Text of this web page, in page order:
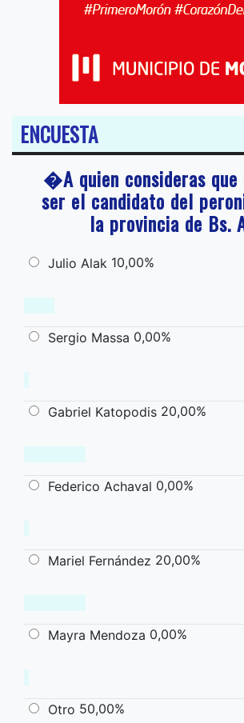
ENCUESTA
�A quien consideras
ser el candidato del
la provincia de Bs.
Julio Alak 10,00%
Sergio Massa 0,00%
Gabriel Katopodis 20,00%
Federico Achaval 0,00%
Mariel Fernández 20,00%
Mayra Mendoza 0,00%
Otro 50,00%